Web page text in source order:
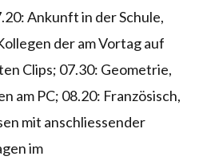
Ankunft in der Schule,
der am Vortag auf
Clips; 07.30: Geometrie,
am PC; 08.20: Französisch,
mit anschliessender
im